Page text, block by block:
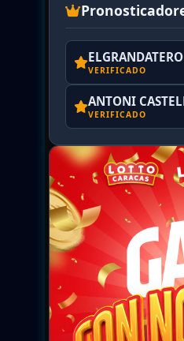
VERIFICADO
ANTONI
VERIFICADO